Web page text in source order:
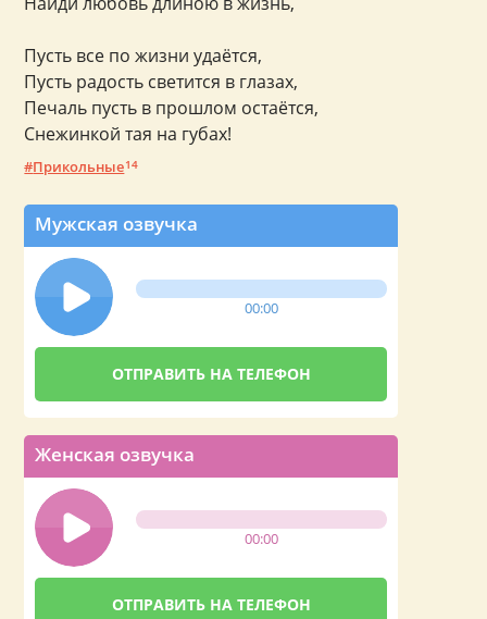
Пусть все по жизни удаётся,
Пусть радость светится в глазах,
Печаль пусть в прошлом остаётся,
Снежинкой тая на губах!
Прикольные14
Мужская озвучка
00:00
Женская озвучка
00:00